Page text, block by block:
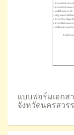
แบบฟอร์มเอกส
จังหวัดนครสวร